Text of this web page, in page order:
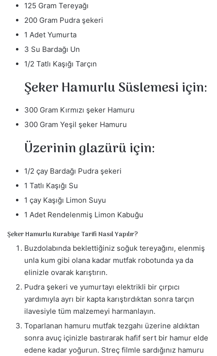
125 Gram Tereyağı
200 Gram Pudra şekeri
1 Adet Yumurta
3 Su Bardağı Un
1/2 Tatlı Kaşığı Tarçın
Şeker Hamurlu Süslemesi için:
300 Gram Kırmızı şeker Hamuru
300 Gram Yeşil şeker Hamuru
Üzerinin glazürü için:
1/2 çay Bardağı Pudra şekeri
1 Tatlı Kaşığı Su
1 çay Kaşığı Limon Suyu
1 Adet Rendelenmiş Limon Kabuğu
Şeker Hamurlu Kurabiye Tarifi Nasıl Yapılır?
Buzdolabında beklettiğiniz soğuk tereyağını, elenmiş
unla kum gibi olana kadar mutfak robotunda ya da
elinizle ovarak karıştırın.
Pudra şekeri ve yumurtayı elektrikli bir çırpıcı
yardımıyla ayrı bir kapta karıştırdıktan sonra tarçın
ilavesiyle tüm malzemeyi harmanlayın.
Toparlanan hamuru mutfak tezgahı üzerine aldıktan
sonra avuç içinizle bastırarak hafif sert bir hamur elde
edene kadar yoğurun. Streç filmle sardığınız hamuru